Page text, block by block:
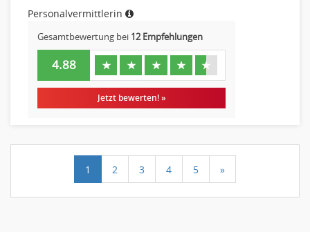
Personalvermittlerin
Gesamtbewertung bei 12 Empfehlungen
4.88 ★ ★ ★ ★ ★
Jetzt bewerten! »
1 2 3 4 5 »